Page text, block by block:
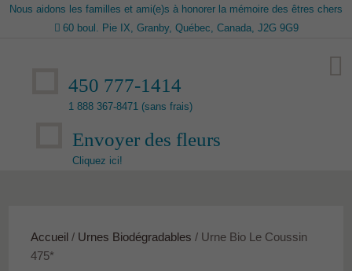
Nous aidons les familles et ami(e)s à honorer la mémoire des êtres chers
60 boul. Pie IX, Granby, Québec, Canada, J2G 9G9
450 777-1414
1 888 367-8471 (sans frais)
Envoyer des fleurs
Cliquez ici!
Accueil / Urnes Biodégradables / Urne Bio Le Coussin
475*